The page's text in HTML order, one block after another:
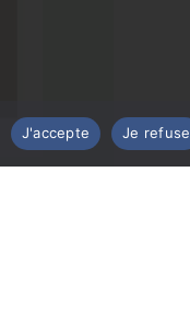
J'accepte Je refuse